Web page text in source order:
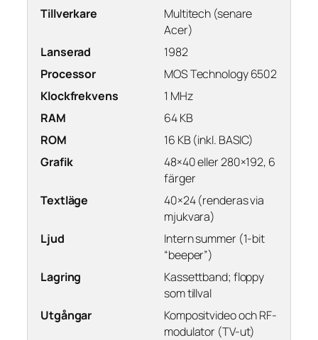
Tillverkare
Multitech (senare
Acer)
Lanserad
1982
Processor
MOS Technology 6502
Klockfrekvens
1 MHz
RAM
64 KB
ROM
16 KB (inkl. BASIC)
Grafik
48×40 eller 280×192, 6
färger
Textläge
40×24 (renderas via
mjukvara)
Ljud
Intern summer (1-bit
“beeper”)
Lagring
Kassettband; floppy
som tillval
Utgångar
Kompositvideo och RF-
modulator (TV-ut)